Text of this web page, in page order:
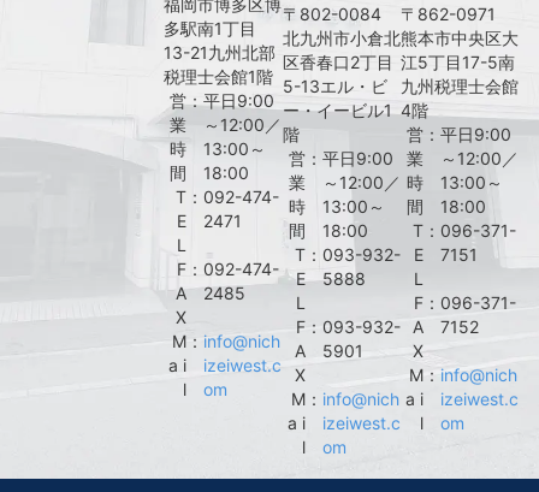
多駅南1丁目
13-21九州北部
税理士会館1階
営
業
時
間
： 平日9:00
～12:00／
13:00～
18:00
T
E
L
： 092-474-
2471
F
A
X
： 092-474-
2485
M
a i
l
： info@nich
izeiwest.c
om
〒802-0084
北九州市小倉北
区香春口2丁目
5-13エル・ビ
ー・イービル1
階
営
業
時
間
： 平日9:00
～12:00／
13:00～
18:00
T
E
L
： 093-932-
5888
F
A
X
： 093-932-
5901
M
a i
l
： info@nich
izeiwest.c
om
〒862-0971
熊本市中央区大
江5丁目17-5南
九州税理士会館
4階
営
業
時
間
：平日9:00
～12:00／
13:00～
18:00
T
E
L
： 096-371-
7151
F
A
X
：096-371-
7152
M
a i
l
： info@nich
izeiwest.c
om